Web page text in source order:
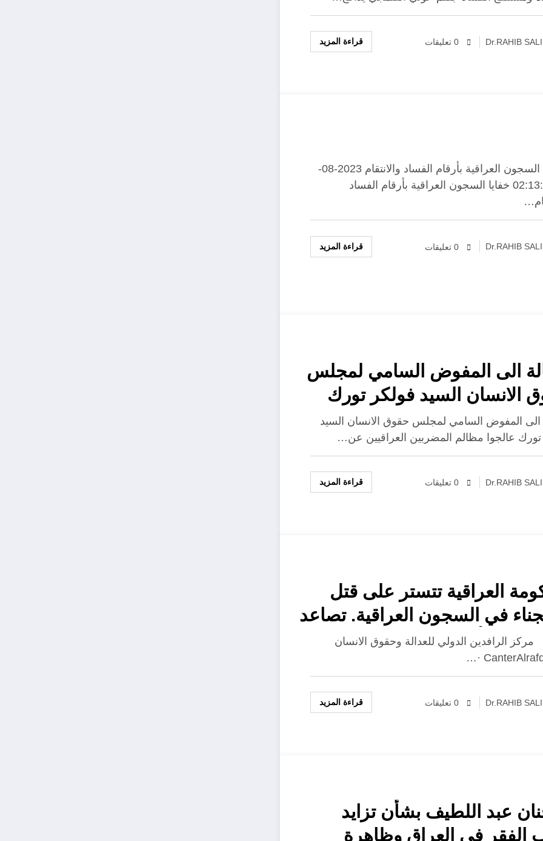
Dr.RAHIB 0 تعليقات قراءة المزيد
خفايا السجون العراقية بأرقام الفساد والانتقام 2023-08-
18 02:13:11 خفايا السجون العراقية بأرقام الفساد
Dr.RAHIB 0 تعليقات قراءة المزيد
الى المفوض السامي لمجلس
الانسان السيد فولكر تورك
مظالم المضربين العراقيين
الى المفوض السامي لمجلس حقوق الانسان السيد
تورك عالجوا مظالم المضربين العراقيين عن…
Dr.RAHIB 0 تعليقات قراءة المزيد
العراقية تتستر على قتل
في السجون العراقية. تصاعد
في أعداد الوفيات بسجن
المركزي
الرافدين الدولي للعدالة وحقوق الانسان
Dr.RAHIB 0 تعليقات قراءة المزيد
عبد اللطيف بشأن تزايد
الفقر في العراق وظاهرة